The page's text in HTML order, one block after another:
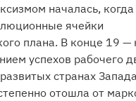
началась, когда
ячейки
плана. В конце 19 —
успехов рабочего
странах
отошла от